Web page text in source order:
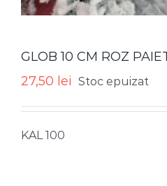
GLOB 10 CM ROZ
27,50 lei Stoc epuizat
KAL 100